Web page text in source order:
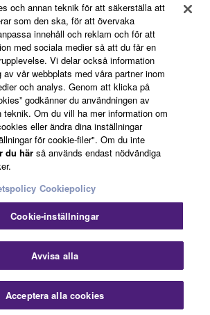
ossVillkor
Integritetspolicy
Cookiepolicy
© Yamaha Corporation.
och annan teknik för att säkerställa att
som den ska, för att övervaka
innehåll och reklam och för att
med sociala medier så att du får en
Vi delar också information
av vår webbplats med våra partner inom
och analys. Genom att klicka på
godkänner du användningen av
teknik. Om du vill ha mer information om
eller ändra dina inställningar
för cookie-filer". Om du inte
du här så används endast nödvändiga
Cookiepolicy
Cookie-inställningar
Avvisa alla
Acceptera alla cookies